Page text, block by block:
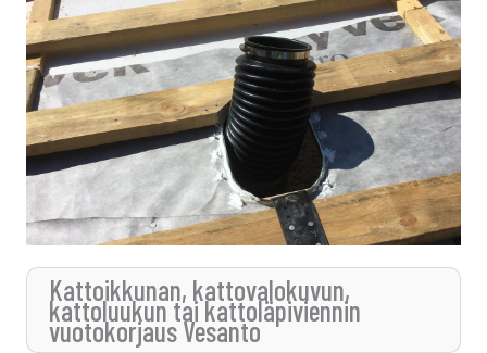
Kattoikkunan, kattovalokuvun,
kattoluukun tai kattoläpiviennin
vuotokorjaus Vesanto